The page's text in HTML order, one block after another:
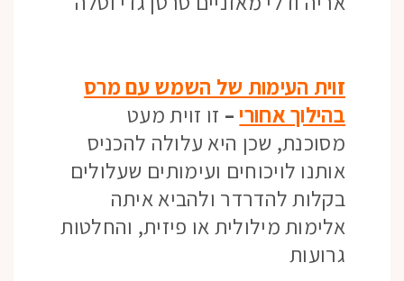
זוית העימות של השמש עם מרס
בהילוך אחורי– זו זוית מעט
מסוכנת, שכן היא עלולה להכניס
אותנו לויכוחים ועימותים שעלולים
בקלות להדרדר ולהביא איתה
אלימות מילולית או פיזית, והחלטות
גרועות